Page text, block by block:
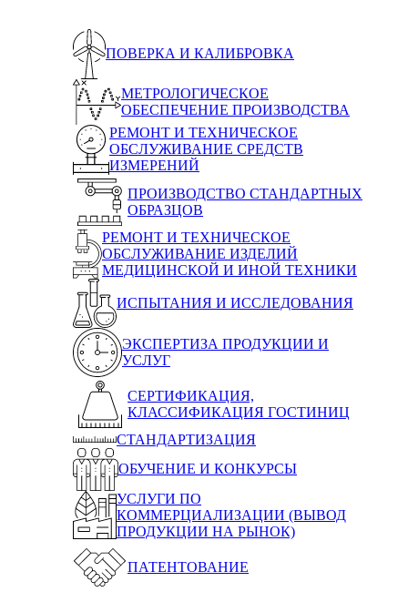
ПОВЕРКА И КАЛИБРОВКА
МЕТРОЛОГИЧЕСКОЕ
ОБЕСПЕЧЕНИЕ ПРОИЗВОДСТВА
РЕМОНТ И ТЕХНИЧЕСКОЕ
ОБСЛУЖИВАНИЕ СРЕДСТВ
ИЗМЕРЕНИЙ
ПРОИЗВОДСТВО СТАНДАРТНЫХ
ОБРАЗЦОВ
РЕМОНТ И ТЕХНИЧЕСКОЕ
ОБСЛУЖИВАНИЕ ИЗДЕЛИЙ
МЕДИЦИНСКОЙ И ИНОЙ ТЕХНИКИ
ИСПЫТАНИЯ И ИССЛЕДОВАНИЯ
ЭКСПЕРТИЗА ПРОДУКЦИИ И
УСЛУГ
СЕРТИФИКАЦИЯ,
КЛАССИФИКАЦИЯ ГОСТИНИЦ
СТАНДАРТИЗАЦИЯ
ОБУЧЕНИЕ И КОНКУРСЫ
УСЛУГИ ПО
КОММЕРЦИАЛИЗАЦИИ (ВЫВОД
ПРОДУКЦИИ НА РЫНОК)
ПАТЕНТОВАНИЕ